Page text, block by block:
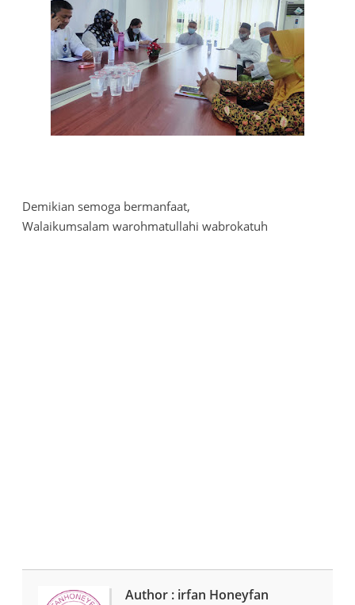
Demikian semoga bermanfaat,
Walaikumsalam warohmatullahi wabrokatuh
Author : irfan Honeyfan